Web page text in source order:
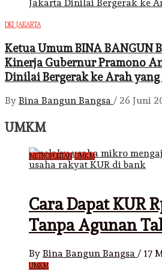
DKI JAKARTA
Ketua Umum BINA BANGUN
Kinerja Gubernur Pramono
Dinilai Bergerak ke Arah yang
By Bina Bangun Bangsa / 26 Juni
UMKM
METROPOLITAN UMKM
Cara Dapat KUR
Tanpa Agunan
By Bina Bangun Bangsa / 17
UMKM